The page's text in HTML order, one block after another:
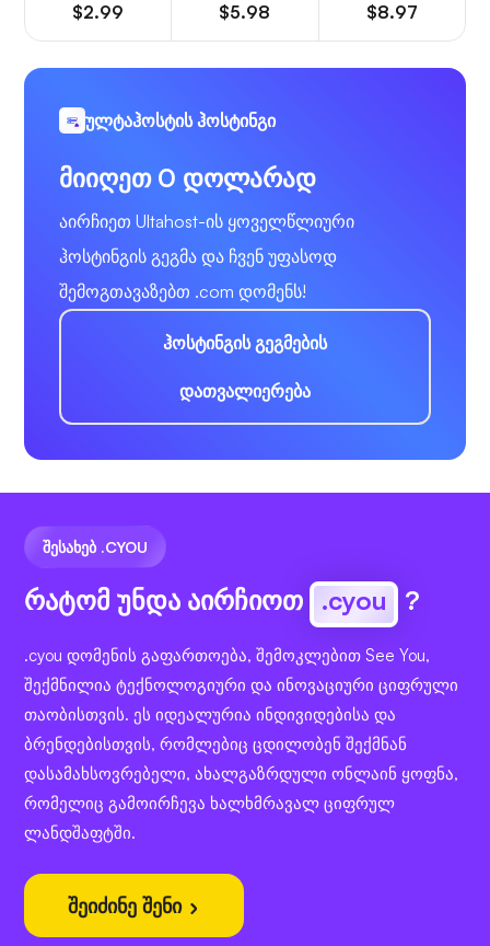
$2.99 $5.98 $8.97
ულტაჰოსტის ჰოსტინგი
მიიღეთ 0 დოლარად
აირჩიეთ Ultahost-ის ყოველწლიური
ჰოსტინგის გეგმა და ჩვენ უფასოდ
შემოგთავაზებთ .com დომენს!
ჰოსტინგის გეგმების
დათვალიერება
ᲨᲔᲡᲐᲮᲔᲑ .CYOU
რატომ უნდა აირჩიოთ .cyou ?
.cyou დომენის გაფართოება, შემოკლებით See You,
შექმნილია ტექნოლოგიური და ინოვაციური ციფრული
თაობისთვის. ეს იდეალურია ინდივიდებისა და
ბრენდებისთვის, რომლებიც ცდილობენ შექმნან
დასამახსოვრებელი, ახალგაზრდული ონლაინ ყოფნა,
რომელიც გამოირჩევა ხალხმრავალ ციფრულ
ლანდშაფტში.
შეიძინე შენი